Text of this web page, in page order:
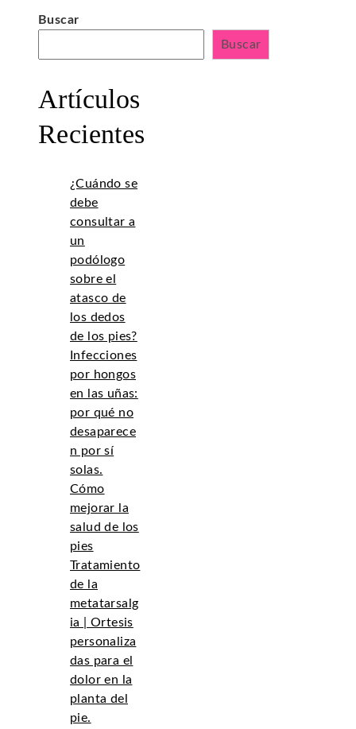
Buscar
Buscar
Artículos
Recientes
¿Cuándo se
debe
consultar a
un
podólogo
sobre el
atasco de
los dedos
de los pies?
Infecciones
por hongos
en las uñas:
por qué no
desaparece
n por sí
solas.
Cómo
mejorar la
salud de los
pies
Tratamiento
de la
metatarsalg
ia | Ortesis
personaliza
das para el
dolor en la
planta del
pie.